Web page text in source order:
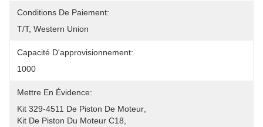
Conditions De Paiement:
T/T, Western Union
Capacité D'approvisionnement:
1000
Mettre En Évidence:
Kit 329-4511 De Piston De Moteur
Kit De Piston Du Moteur C18